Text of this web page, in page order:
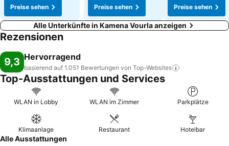
Preise sehen Preise sehen Preise sehen
Alle Unterkünfte in Kamena Vourla anzeigen
Rezensionen
9,3 Hervorragend
basierend auf 1.051 Bewertungen von Top-Websites
Top-Ausstattungen und Services
WLAN in Lobby WLAN im Zimmer Parkplätze
Klimaanlage Restaurant Hotelbar
Alle Ausstattungen